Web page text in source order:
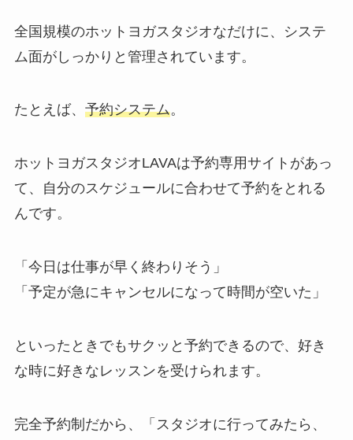
全国規模のホットヨガスタジオなだけに、システ
ム面がしっかりと管理されています。
たとえば、 予約システム。
ホットヨガスタジオLAVAは予約専用サイトがあっ
て、自分のスケジュールに合わせて予約をとれる
んです。
「今日は仕事が早く終わりそう」
「予定が急にキャンセルになって時間が空いた」
といったときでもサクッと予約できるので、好き
な時に好きなレッスンを受けられます。
完全予約制だから、
「スタジオに行ってみたら、